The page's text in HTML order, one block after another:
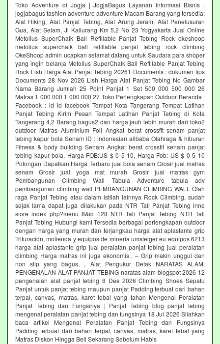
Toko Adventure di Jogja | JogjaBagus Layanan Informasi Bisnis :
jogjabagus fashion adventure adventure Macam Barang yang tersedia:
Alat Hiking, Alat Panjat Tebing, Alat Arung Jeram, Alat Penelusuran
Gua, Alat Selam, Jl Kaliurang Km 5,2 No 23 Yogyakarta Jual Online
Metolius SuperChalk Ball Refillable Panjat Tebing Rock okeshoop
metolius superchalk ball refillable panjat tebing rock climbing
OkeShoop admin ucapkan selamat datang untuk Saudara para shoper
yang ingin belanja Metolius SuperChalk Ball Refillable Panjat Tebing
Rock Lish Harga Alat Panjat Tebing 20261 Documents : dokumen tips
Documents 28 Nov 2026 Lish Harga Alat Panjat Tebing No Gambar
Nama Barang Jumlah 25 Point Panjat 1 Set 500 000 500 000 26
Matras 1 000 000 1 000 000 27 Toko Perlengkapan Outdoor Beranda |
Facebook : id id facebook Tempat Kota Tangerang Tempat Latihan
Panjat Tebing Kirim Pesan Tempat Latihan Panjat Tebing di Kota
Tangerang 4,2 Barang bagus2 dan harga jauh lebih murah dari toko2
outdoor Matras Aluminium Foil Angkat berat crossfit senam panjat
tebing kapur bola Senam ID : indonesian alibaba Olahraga & hiburan
Fitness & body building Senam Angkat berat crossfit senam panjat
tebing kapur bola, Harga FOB:US $ 0 5 10, Harga Fob: US $ 0 5 10
Potongan Dapatkan Harga Terbaru jual bola senam Grosir jual matras
senam Grosir jual yoga mat murah Grosir jual matras gym
Pembangunan Climbing Wall Tabula Adventure tabula adv
pembangunan climbing wall PEMBANGUNAN CLIMBING WALL Olah
raga Panjat Tebing atau dalam istilah lainnya Rock Climbing, sudah
sejak lama dapat juga dilakukan pada NTR Tali Panjat Tebing inne
store index php?menu 8&id 128 NTR Tali Panjat Tebing NTR Tali
Panjat Tebing Hubungi kami Tersedia berbagai perlengkapan outdoor
dengan harga yang murah dan terjangkau harga alat aplastante grip
Trituración, molienda y equipos de minería umsteiger eu equipos 6213
harga alat aplastante grip jual peralatan panjat tebing jual peralatan
climbing Harga matras ini juga ekonomis , – Grip makin unggul dan
non slip yang bagus, , Alat Pengukur Detak NARATAS ALAM:
PENGENALAN ALAT PANJAT TEBING naratas alam blogspot 2026 12
pengenalan alat panjat tebing 8 Des 2026 Climbing Shoes Sepatu
Panjat untuk panjat tebing maupun panjat Padding terbuat dari bahan
terpal, canvas, matras, karet tebal yang tahan Mengenal Peralatan
Panjat Tebing dan Fungsinya | Panjat Tebing blog panjat tebing
mengenal peralatan panjat tebing dan fungsinya 18 Jul 2026 Silahkan
baca artikel Mengenal Peralatan Panjat Tebing dan Fungsinya
Padding terbuat dari bahan terpal, canvas, matras, karet tebal yang
Matras Diskon Hingga Beli Sekarang Sebelum Habis‎